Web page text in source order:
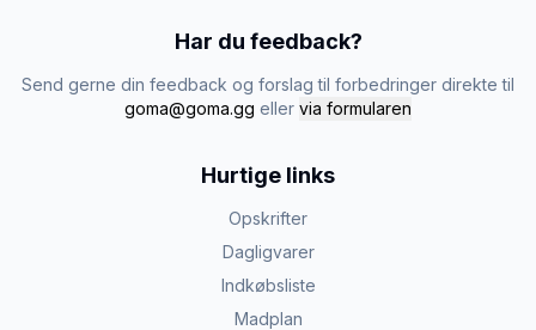
Har du feedback?
Send gerne din feedback og forslag til forbedringer direkte til
goma@goma.gg eller via formularen
Hurtige links
Opskrifter
Dagligvarer
Indkøbsliste
Madplan